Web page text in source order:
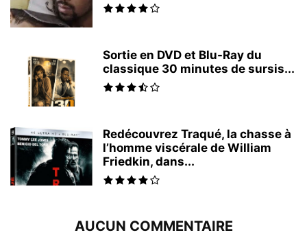
Sortie en DVD et Blu-Ray du
classique 30 minutes de sursis...
Redécouvrez Traqué, la chasse à
l’homme viscérale de William
Friedkin, dans...
AUCUN COMMENTAIRE